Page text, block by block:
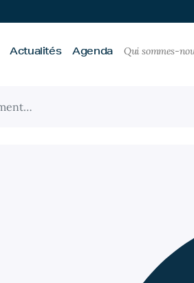
Actualités Agenda Qui sommes-